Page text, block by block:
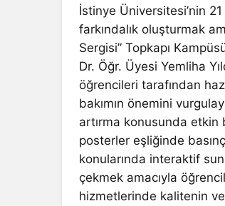
İstinye Üniversitesi’nin
farkındalık oluşturmak
Sergisi” Topkapı
Dr. Öğr. Üyesi Yemliha
öğrencileri tarafından
bakımın önemini
artırma konusunda
posterler eşliğinde
konularında interaktif
çekmek amacıyla
hizmetlerinde kalitenin